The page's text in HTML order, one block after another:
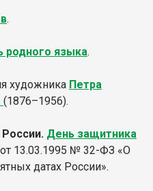
.
языка.
художника Петра
(1876–1956).
День защитника
13.03.1995 № 32-ФЗ «О
датах России».